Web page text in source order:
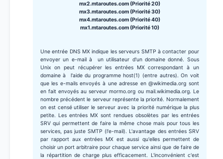
mx2.mtaroutes.com (Priorité 20)
mx3.mtaroutes.com (Priorité 30)
mx4.mtaroutes.com (Priorité 40)
mx1.mtaroutes.com (Priorité 10)
Une entrée DNS MX indique les serveurs SMTP à contacter pour
envoyer un e-mail à un utilisateur d'un domaine donné. Sous
Unix on peut récupérer les entrées MX correspondant à un
domaine à l'aide du programme host(1) (entre autres). On voit
que les e-mails envoyés à une adresse en @wikimedia.org sont
en fait envoyés au serveur mormo.org ou mail.wikimedia.org. Le
nombre précédent le serveur représente la priorité. Normalement
on est censé utiliser le serveur avec la priorité numérique la plus
petite. Les entrées MX sont rendues obsolètes par les entrées
SRV qui permettent de faire la même chose mais pour tous les
services, pas juste SMTP (l'e-mail). L'avantage des entrées SRV
par rapport aux entrées MX est aussi qu'elles permettent de
choisir un port arbitraire pour chaque service ainsi que de faire de
la répartition de charge plus efficacement. L'inconvénient c'est